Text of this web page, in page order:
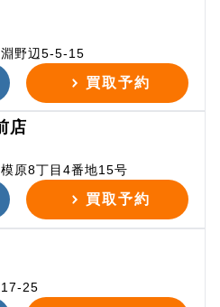
野辺5-5-15
買取予約
店
原8丁目4番地15号
買取予約
25